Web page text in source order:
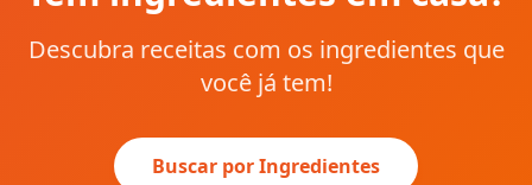
Descubra receitas com os ingredientes que
você já tem!
Buscar por Ingredientes